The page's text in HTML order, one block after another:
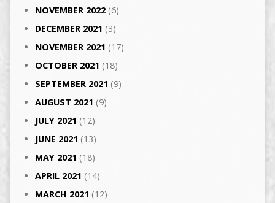
NOVEMBER 2022 (6)
DECEMBER 2021 (3)
NOVEMBER 2021 (17)
OCTOBER 2021 (18)
SEPTEMBER 2021 (9)
AUGUST 2021 (9)
JULY 2021 (12)
JUNE 2021 (13)
MAY 2021 (18)
APRIL 2021 (14)
MARCH 2021 (12)